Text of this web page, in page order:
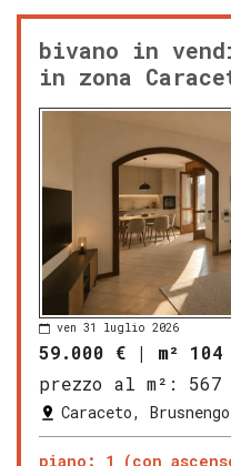
bivano in
in zona
ven 31 luglio 2026
59.000 € | m² 104
prezzo al m²:
567
Caraceto, Brusnengo
piano: 1 (con